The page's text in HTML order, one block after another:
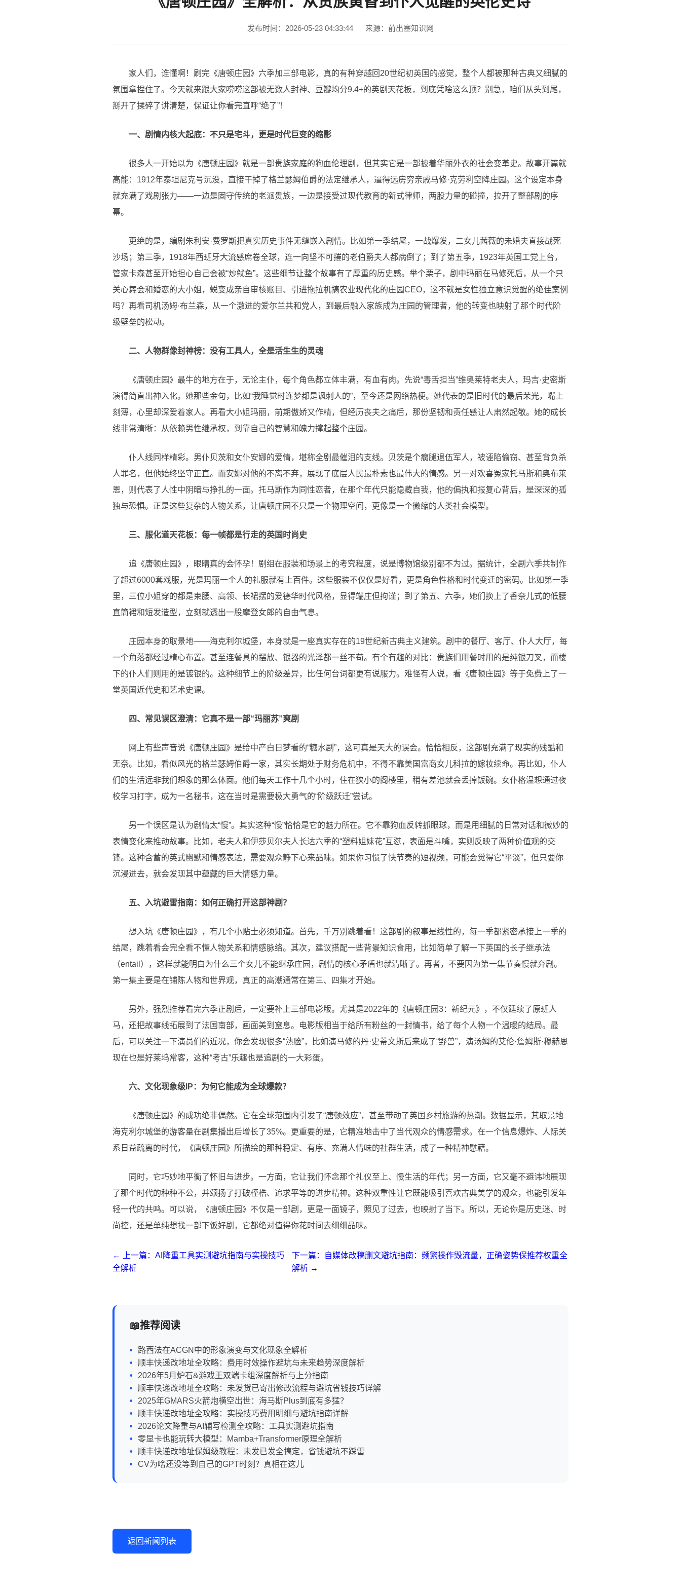
发布时间：2026-05-23 04:33:44 来源：前出塞知识网
家人们，谁懂啊！刷完《唐顿庄园》六季加三部电影，真的有种穿越回20世纪初英国的感觉，整个人都被那种古典又细腻的
氛围拿捏住了。今天就来跟大家唠唠这部被无数人封神、豆瓣均分9.4+的英剧天花板，到底凭啥这么顶？别急，咱们从头到尾，
掰开了揉碎了讲清楚，保证让你看完直呼“绝了”！
一、剧情内核大起底：不只是宅斗，更是时代巨变的缩影
很多人一开始以为《唐顿庄园》就是一部贵族家庭的狗血伦理剧，但其实它是一部披着华丽外衣的社会变革史。故事开篇就
高能：1912年泰坦尼克号沉没，直接干掉了格兰瑟姆伯爵的法定继承人，逼得远房穷亲戚马修·克劳利空降庄园。这个设定本身
就充满了戏剧张力——一边是固守传统的老派贵族，一边是接受过现代教育的新式律师，两股力量的碰撞，拉开了整部剧的序
幕。
更绝的是，编剧朱利安·费罗斯把真实历史事件无缝嵌入剧情。比如第一季结尾，一战爆发，二女儿茜薇的未婚夫直接战死
沙场；第三季，1918年西班牙大流感席卷全球，连一向坚不可摧的老伯爵夫人都病倒了；到了第五季，1923年英国工党上台，
管家卡森甚至开始担心自己会被“炒鱿鱼”。这些细节让整个故事有了厚重的历史感。举个栗子，剧中玛丽在马修死后，从一个只
关心舞会和婚恋的大小姐，蜕变成亲自审核账目、引进拖拉机搞农业现代化的庄园CEO，这不就是女性独立意识觉醒的绝佳案例
吗？再看司机汤姆·布兰森，从一个激进的爱尔兰共和党人，到最后融入家族成为庄园的管理者，他的转变也映射了那个时代阶
级壁垒的松动。
二、人物群像封神榜：没有工具人，全是活生生的灵魂
《唐顿庄园》最牛的地方在于，无论主仆，每个角色都立体丰满，有血有肉。先说“毒舌担当”维奥莱特老夫人，玛吉·史密斯
演得简直出神入化。她那些金句，比如“我睡觉时连梦都是讽刺人的”，至今还是网络热梗。她代表的是旧时代的最后荣光，嘴上
刻薄，心里却深爱着家人。再看大小姐玛丽，前期傲娇又作精，但经历丧夫之痛后，那份坚韧和责任感让人肃然起敬。她的成长
线非常清晰：从依赖男性继承权，到靠自己的智慧和魄力撑起整个庄园。
仆人线同样精彩。男仆贝茨和女仆安娜的爱情，堪称全剧最催泪的支线。贝茨是个瘸腿退伍军人，被诬陷偷窃、甚至背负杀
人罪名，但他始终坚守正直。而安娜对他的不离不弃，展现了底层人民最朴素也最伟大的情感。另一对欢喜冤家托马斯和奥布莱
恩，则代表了人性中阴暗与挣扎的一面。托马斯作为同性恋者，在那个年代只能隐藏自我，他的偏执和报复心背后，是深深的孤
独与恐惧。正是这些复杂的人物关系，让唐顿庄园不只是一个物理空间，更像是一个微缩的人类社会模型。
三、服化道天花板：每一帧都是行走的英国时尚史
追《唐顿庄园》，眼睛真的会怀孕！剧组在服装和场景上的考究程度，说是博物馆级别都不为过。据统计，全剧六季共制作
了超过6000套戏服，光是玛丽一个人的礼服就有上百件。这些服装不仅仅是好看，更是角色性格和时代变迁的密码。比如第一季
里，三位小姐穿的都是束腰、高领、长裙摆的爱德华时代风格，显得端庄但拘谨；到了第五、六季，她们换上了香奈儿式的低腰
直筒裙和短发造型，立刻就透出一股摩登女郎的自由气息。
庄园本身的取景地——海克利尔城堡，本身就是一座真实存在的19世纪新古典主义建筑。剧中的餐厅、客厅、仆人大厅，每
一个角落都经过精心布置。甚至连餐具的摆放、银器的光泽都一丝不苟。有个有趣的对比：贵族们用餐时用的是纯银刀叉，而楼
下的仆人们则用的是镀银的。这种细节上的阶级差异，比任何台词都更有说服力。难怪有人说，看《唐顿庄园》等于免费上了一
堂英国近代史和艺术史课。
四、常见误区澄清：它真不是一部“玛丽苏”爽剧
网上有些声音说《唐顿庄园》是给中产白日梦看的“糖水剧”，这可真是天大的误会。恰恰相反，这部剧充满了现实的残酷和
无奈。比如，看似风光的格兰瑟姆伯爵一家，其实长期处于财务危机中，不得不靠美国富商女儿科拉的嫁妆续命。再比如，仆人
们的生活远非我们想象的那么体面。他们每天工作十几个小时，住在狭小的阁楼里，稍有差池就会丢掉饭碗。女仆格温想通过夜
校学习打字，成为一名秘书，这在当时是需要极大勇气的“阶级跃迁”尝试。
另一个误区是认为剧情太“慢”。其实这种“慢”恰恰是它的魅力所在。它不靠狗血反转抓眼球，而是用细腻的日常对话和微妙的
表情变化来推动故事。比如，老夫人和伊莎贝尔夫人长达六季的“塑料姐妹花”互怼，表面是斗嘴，实则反映了两种价值观的交
锋。这种含蓄的英式幽默和情感表达，需要观众静下心来品味。如果你习惯了快节奏的短视频，可能会觉得它“平淡”，但只要你
沉浸进去，就会发现其中蕴藏的巨大情感力量。
五、入坑避雷指南：如何正确打开这部神剧？
想入坑《唐顿庄园》，有几个小贴士必须知道。首先，千万别跳着看！这部剧的叙事是线性的，每一季都紧密承接上一季的
结尾，跳着看会完全看不懂人物关系和情感脉络。其次，建议搭配一些背景知识食用，比如简单了解一下英国的长子继承法
（entail），这样就能明白为什么三个女儿不能继承庄园，剧情的核心矛盾也就清晰了。再者，不要因为第一集节奏慢就弃剧。
第一集主要是在铺陈人物和世界观，真正的高潮通常在第三、四集才开始。
另外，强烈推荐看完六季正剧后，一定要补上三部电影版。尤其是2022年的《唐顿庄园3：新纪元》，不仅延续了原班人
马，还把故事线拓展到了法国南部，画面美到窒息。电影版相当于给所有粉丝的一封情书，给了每个人物一个温暖的结局。最
后，可以关注一下演员们的近况，你会发现很多“熟脸”，比如演马修的丹·史蒂文斯后来成了“野兽”，演汤姆的艾伦·詹姆斯·穆赫恩
现在也是好莱坞常客，这种“考古”乐趣也是追剧的一大彩蛋。
六、文化现象级IP：为何它能成为全球爆款？
《唐顿庄园》的成功绝非偶然。它在全球范围内引发了“唐顿效应”，甚至带动了英国乡村旅游的热潮。数据显示，其取景地
海克利尔城堡的游客量在剧集播出后增长了35%。更重要的是，它精准地击中了当代观众的情感需求。在一个信息爆炸、人际关
系日益疏离的时代，《唐顿庄园》所描绘的那种稳定、有序、充满人情味的社群生活，成了一种精神慰藉。
同时，它巧妙地平衡了怀旧与进步。一方面，它让我们怀念那个礼仪至上、慢生活的年代；另一方面，它又毫不避讳地展现
了那个时代的种种不公，并颂扬了打破桎梏、追求平等的进步精神。这种双重性让它既能吸引喜欢古典美学的观众，也能引发年
轻一代的共鸣。可以说，《唐顿庄园》不仅是一部剧，更是一面镜子，照见了过去，也映射了当下。所以，无论你是历史迷、时
尚控，还是单纯想找一部下饭好剧，它都绝对值得你花时间去细细品味。
← 上一篇：AI降重工具实测避坑指南与实操技巧
全解析
下一篇：自媒体改稿删文避坑指南：频繁操作毁流量，正确姿势保推荐权重全
解析 →
推荐阅读
路西法在ACGN中的形象演变与文化现象全解析
顺丰快递改地址全攻略：费用时效操作避坑与未来趋势深度解析
2026年5月炉石&游戏王双端卡组深度解析与上分指南
顺丰快递改地址全攻略：未发货已寄出修改流程与避坑省钱技巧详解
2025年GMARS火箭炮横空出世：海马斯Plus到底有多猛？
顺丰快递改地址全攻略：实操技巧费用明细与避坑指南详解
2026论文降重与AI辅写检测全攻略：工具实测避坑指南
零显卡也能玩转大模型：Mamba+Transformer原理全解析
顺丰快递改地址保姆级教程：未发已发全搞定，省钱避坑不踩雷
CV为啥还没等到自己的GPT时刻？真相在这儿
返回新闻列表